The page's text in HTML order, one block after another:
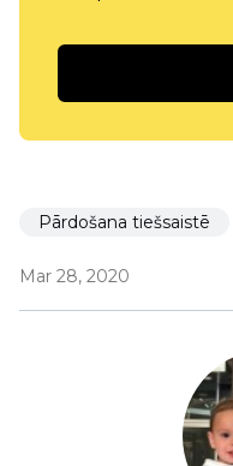
Pārdošana tiešsaistē
Mar 28, 2020